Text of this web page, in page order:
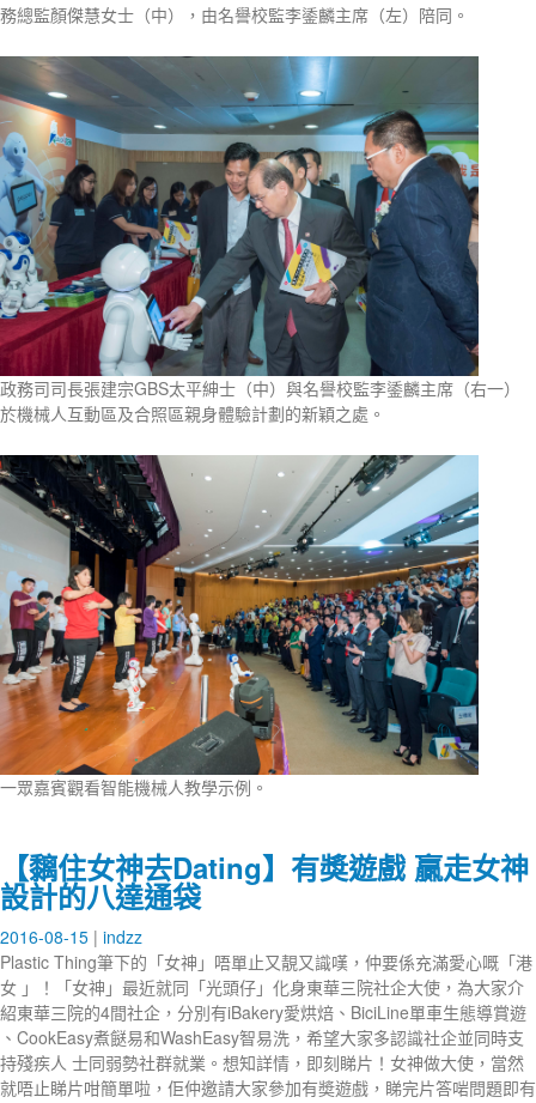
務總監顏傑慧女士（中），由名譽校監李鋈麟主席（左）陪同。
政務司司長張建宗GBS太平紳士（中）與名譽校監李鋈麟主席（右一）
於機械人互動區及合照區親身體驗計劃的新穎之處。
一眾嘉賓觀看智能機械人教學示例。
【黐住女神去Dating】有奬遊戲 贏走女神
設計的八達通袋
2016-08-15 indzz
Plastic Thing筆下的「女神」唔單止又靚又識嘆，仲要係充滿愛心嘅「港
女 」！「女神」最近就同「光頭仔」化身東華三院社企大使，為大家介
紹東華三院的4間社企，分別有iBakery愛烘焙、BiciLine單車生態導賞遊
、CookEasy煮餸易和WashEasy智易洗，希望大家多認識社企並同時支
持殘疾人 士同弱勢社群就業。想知詳情，即刻睇片！女神做大使，當然
就唔止睇片咁簡單啦，佢仲邀請大家參加有奬遊戲，睇完片答啱問題即有